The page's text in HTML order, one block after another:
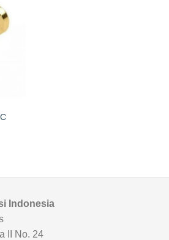
Indonesia
II No. 24